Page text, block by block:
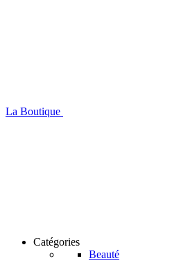
La Boutique
Catégories
Beauté